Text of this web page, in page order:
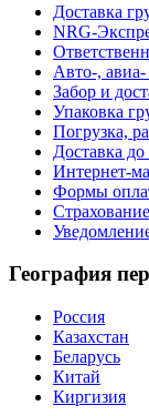
Доставка
NRG-
Авто-,
Забор и
Упаковка
Погрузка,
Доставка
Интернет-
Формы
География
Россия
Казахстан
Беларусь
Китай
Киргизия